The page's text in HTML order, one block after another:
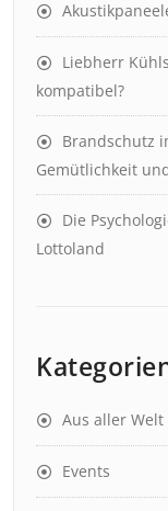
Liebherr
kompatibel?
Brandschutz
Gemütlichkeit
Die
Lottoland
Aus aller Welt
Events